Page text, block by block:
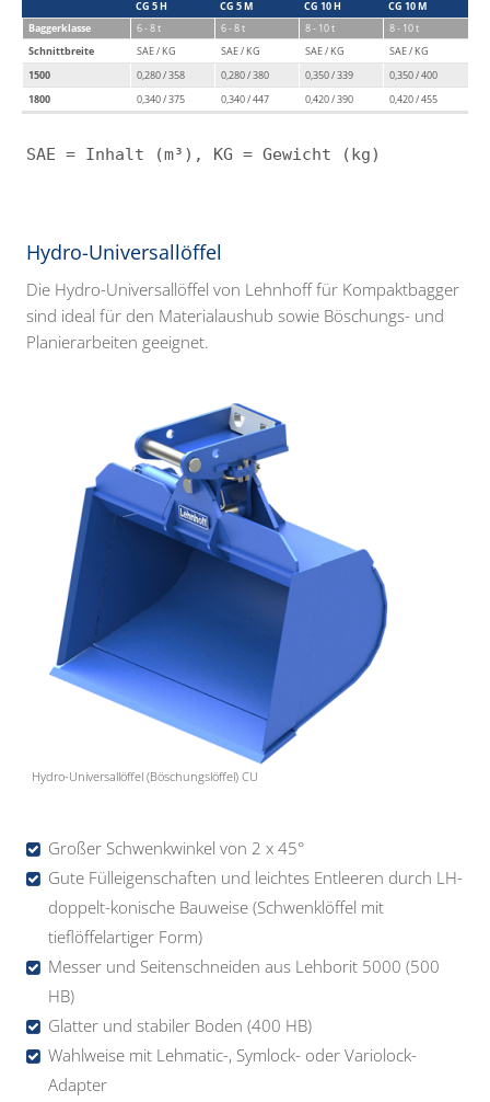
CG 5 H CG 5 M CG 10 H
CG 10 M
Baggerklasse
6 - 8 t 6 - 8 t 8 - 10 t
8 - 10 t
Schnittbreite
SAE / KG SAE / KG SAE / KG
SAE / KG
1500
0,280 / 358 0,280 / 380 0,350 / 339
0,350 / 400
1800
0,340 / 375 0,340 / 447 0,420 / 390 0,420 / 455
SAE = Inhalt (m³), KG = Gewicht (kg)
Hydro-Universallöffel
Die Hydro-Universallöffel von Lehnhoff für Kompaktbagger
sind ideal für den Materialaushub sowie Böschungs- und
Planierarbeiten geeignet.
Hydro-Universallöffel (Böschungslöffel) CU
Großer Schwenkwinkel von 2 x 45°
Gute Fülleigenschaften und leichtes Entleeren durch LH-
doppelt-konische Bauweise (Schwenklöffel mit
tieflöffelartiger Form)
Messer und Seitenschneiden aus Lehborit 5000 (500
HB)
Glatter und stabiler Boden (400 HB)
Wahlweise mit Lehmatic-, Symlock- oder Variolock-
Adapter